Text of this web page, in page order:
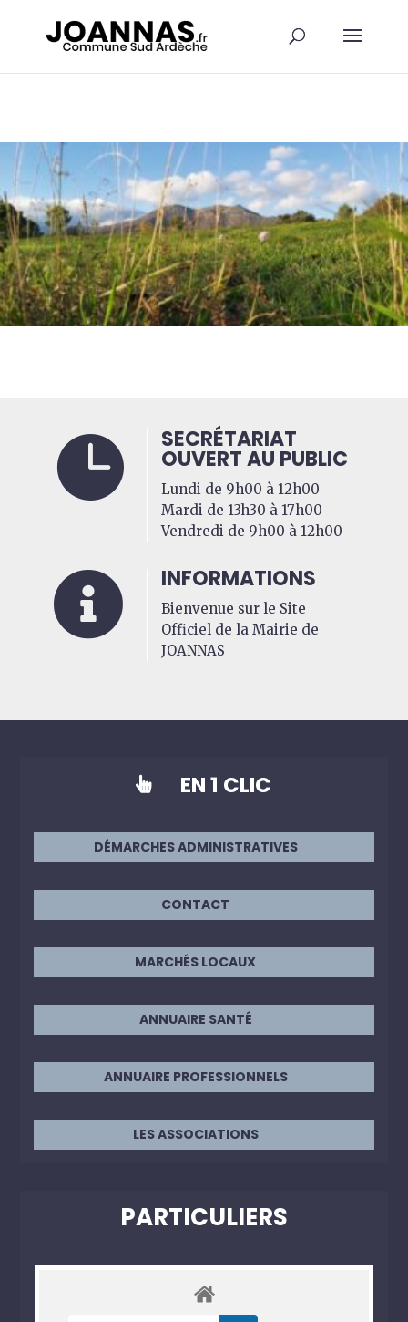
 SECRÉTARIAT
OUVERT AU PUBLIC
Lundi de 9h00 à 12h00
Mardi de 13h30 à 17h00
Vendredi de 9h00 à 12h00
 INFORMATIONS
Bienvenue sur le Site
Officiel de la Mairie de
JOANNAS
 EN 1 CLIC
DÉMARCHES ADMINISTRATIVES
CONTACT
MARCHÉS LOCAUX
ANNUAIRE SANTÉ
ANNUAIRE PROFESSIONNELS
LES ASSOCIATIONS
PARTICULIERS